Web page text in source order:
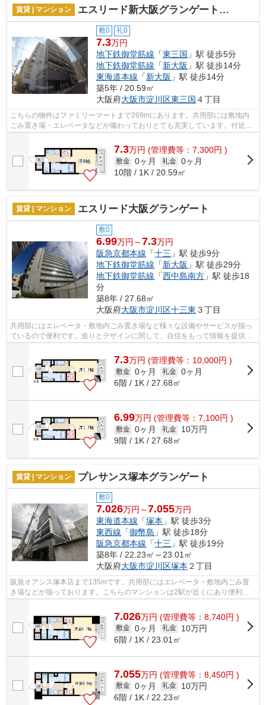
賃貸 | マンション エスリード新大阪グランゲートサウス
敷0 礼0
7.3万円
地下鉄御堂筋線 「東三国 」駅 徒歩5分
地下鉄御堂筋線 「新大阪 」駅 徒歩14分
東海道本線 「新大阪 」駅 徒歩14分
築5年 / 20.59㎡
大阪府大阪市淀川区東三国 ４丁目
こちらの物件はファミリーマートまで269mにあります。共用部には敷地内
ごみ置き場・エレベータなどが備わっておりとても充実しています。付近に
駅が2駅あり、行き先に応じて使い分けが...
7.3万円 (管理費等：7,300円 )
敷金 0ヶ月 礼金 0ヶ月
10階 / 1K / 20.59㎡
賃貸 | マンション エスリード大阪グランゲート
敷0
6.99万円～7.3万円
阪急京都本線 「十三 」駅 徒歩9分
地下鉄御堂筋線 「新大阪 」駅 徒歩29分
地下鉄御堂筋線 「西中島南方 」駅 徒歩18
分
築8年 / 27.68㎡
大阪府大阪市淀川区十三東 ３丁目
共用部にはエレベータ・敷地内ごみ置き場など様々な設備やサービスが揃っ
ているので便利です。造りとデザインに関して、自信をもって情報を提供で
きるマンションです。2駅利用できる場...
7.3万円 (管理費等：10,000円 )
敷金 0ヶ月 礼金 0ヶ月
6階 / 1K / 27.68㎡
6.99万円 (管理費等：7,100円 )
敷金 0ヶ月 礼金
10万円
9階 / 1K / 27.68㎡
賃貸 | マンション プレサンス塚本グランゲート
敷0
7.026万円～7.055万円
東海道本線 「塚本 」駅 徒歩3分
東西線 「御幣島 」駅 徒歩18分
阪急京都本線 「十三 」駅 徒歩19分
築8年 / 22.23㎡～23.01㎡
大阪府大阪市淀川区塚本 ２丁目
阪急オアシス塚本店まで135mです。共用部にはエレベータ・敷地内ごみ置
き場などが揃っております。こちらのマンションは2駅が近くにあり便利で
7.026万円 (管理費等：8,740円 )
敷金 0ヶ月 礼金
10万円
6階 / 1K / 23.01㎡
7.055万円 (管理費等：8,450円 )
敷金 0ヶ月 礼金
10万円
6階 / 1K / 22.23㎡